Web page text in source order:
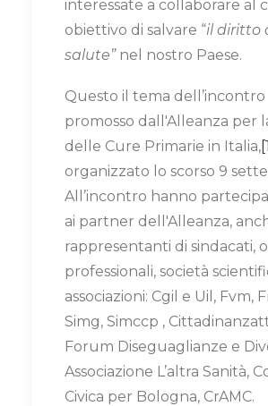
interessate a collaborare al
obiettivo di salvare “il diritto
salute” nel nostro Paese.
Questo il tema dell’incontro
promosso dall'Alleanza per
delle Cure Primarie in Italia,
organizzato lo scorso 9
All’incontro hanno
ai partner dell'Alleanza,
rappresentanti di sindacati,
professionali, società
associazioni: Cgil e Uil, Fvm,
Simg, Simccp ,
Forum Diseguaglianze e
Associazione L’altra Sanità,
Civica per Bologna, CrAMC.